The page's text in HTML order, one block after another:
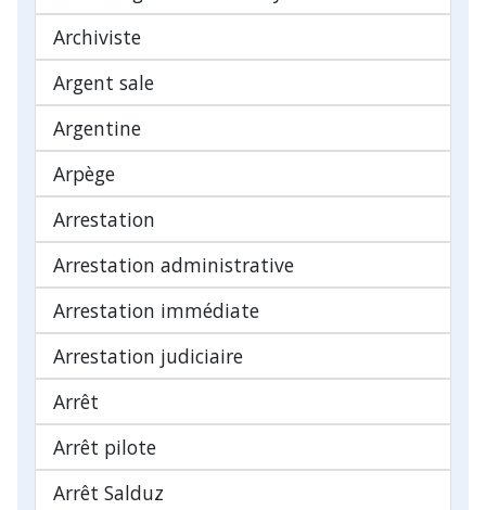
Archiviste
Argent sale
Argentine
Arpège
Arrestation
Arrestation administrative
Arrestation immédiate
Arrestation judiciaire
Arrêt
Arrêt pilote
Arrêt Salduz